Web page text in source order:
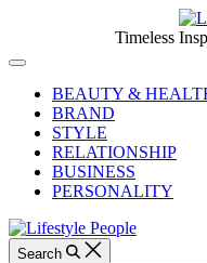
content
People
Timeless
Off
CanvasBEAUTY &
BRAND
STYLE
RELATIONSHIP
BUSINESS
PERSONALITY
Search